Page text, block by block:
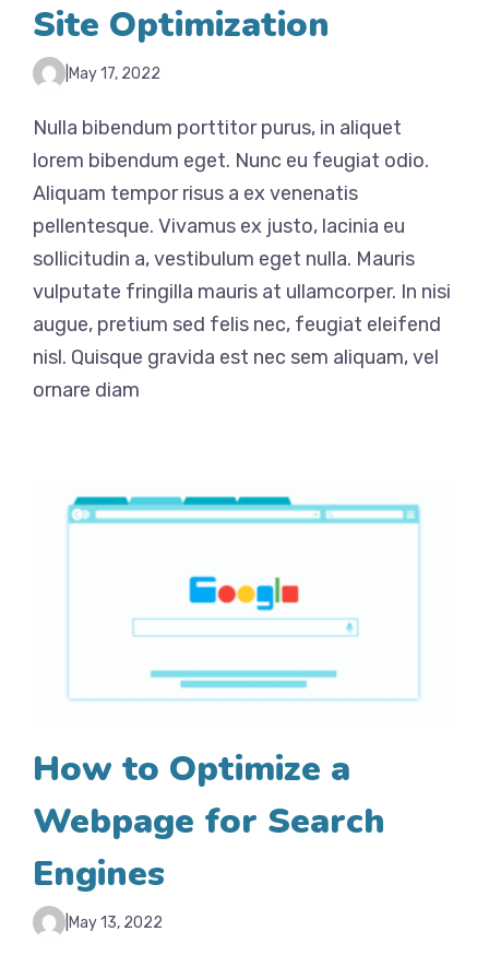
Site Optimization
May 17, 2022
Nulla bibendum porttitor purus, in aliquet
lorem bibendum eget. Nunc eu feugiat odio.
Aliquam tempor risus a ex venenatis
pellentesque. Vivamus ex justo, lacinia eu
sollicitudin a, vestibulum eget nulla. Mauris
vulputate fringilla mauris at ullamcorper. In nisi
augue, pretium sed felis nec, feugiat eleifend
nisl. Quisque gravida est nec sem aliquam, vel
ornare diam
How to Optimize a
Webpage for Search
Engines
May 13, 2022